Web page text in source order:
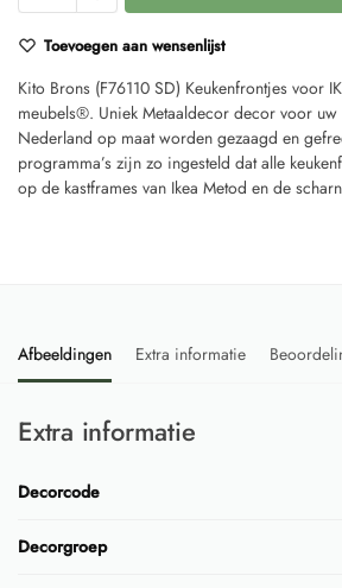
Toevoegen aan wensenlijst
Kito Brons (F76110 SD) Keukenfrontjes voor
meubels®. Uniek Metaaldecor decor voor uw
Nederland op maat worden gezaagd en
programma’s zijn zo ingesteld dat alle
op de kastframes van Ikea Metod en de
Afbeeldingen Extra informatie
Extra informatie
Decorcode
Decorgroep